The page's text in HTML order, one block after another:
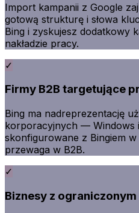
Import kampanii z Google
gotową strukturę i słowa
Bing i zyskujesz dodatkowy
nakładzie pracy.
✓
Firmy B2B targetujące
Bing ma nadreprezentację
korporacyjnych — Windows
skonfigurowane z Bingiem
przewaga w B2B.
✓
Biznesy z